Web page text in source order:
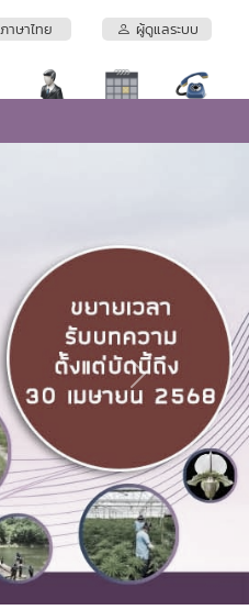
ภาษาไทย ผู้ดูแลระบบ
Next